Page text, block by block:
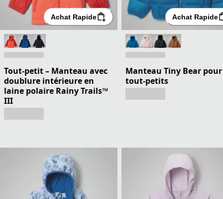
Achat Rapide
Tout-petit – Manteau avec
doublure intérieure en
laine polaire Rainy Trails™
III
Achat Rapide
Manteau Tiny Bear pour
tout-petits